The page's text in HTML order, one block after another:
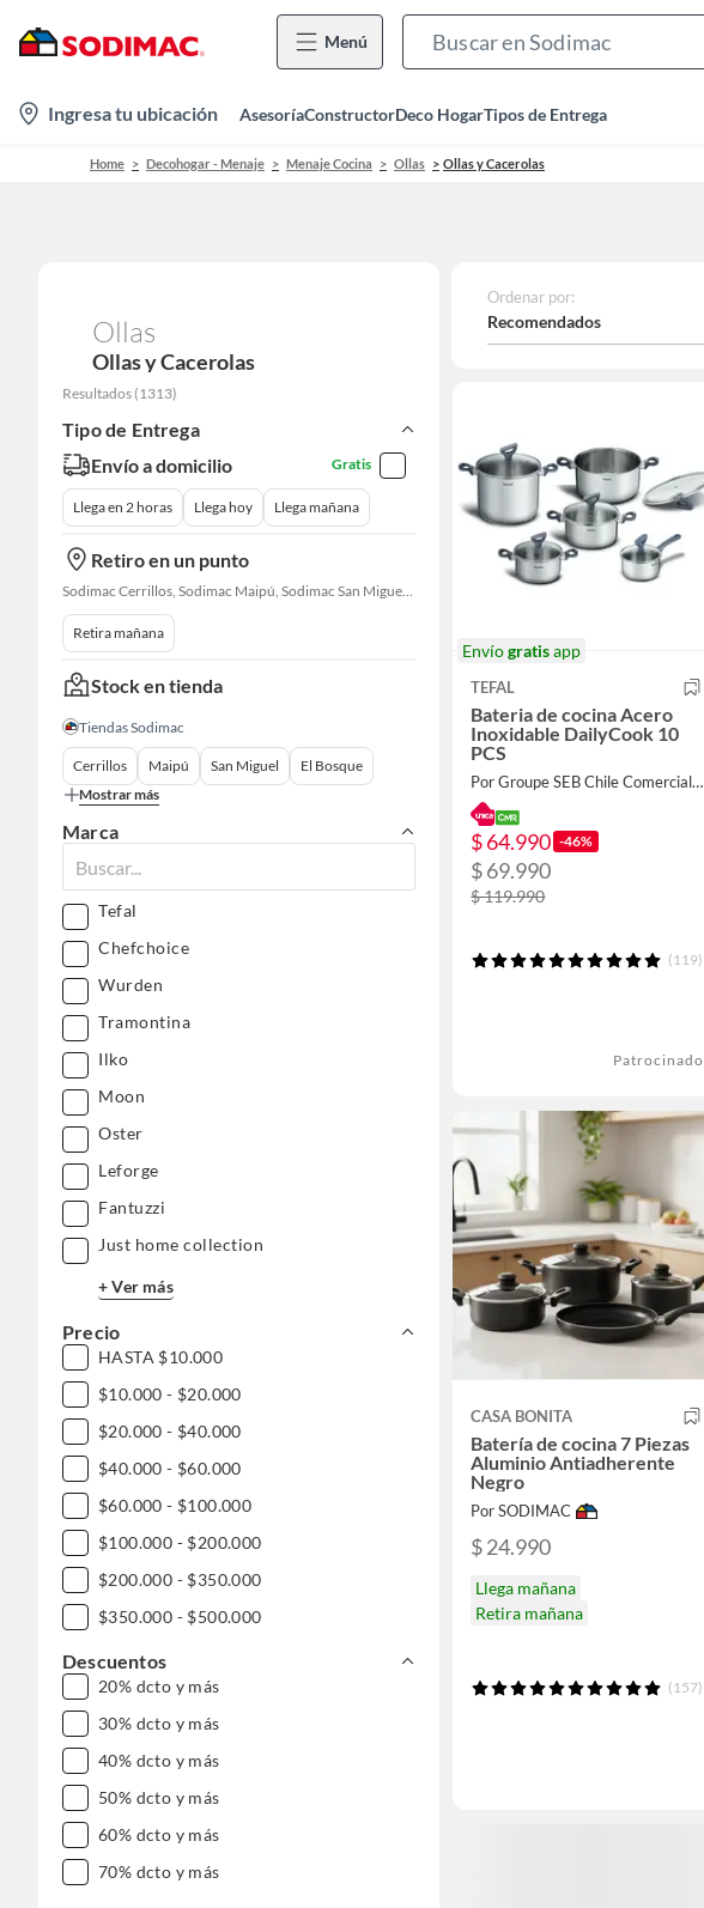
Menú
location-
icon
Ingresa tu ubicación AsesoríaConstructorDeco HogarTipos de Entrega
Home Decohogar - Menaje Menaje Cocina Ollas Ollas y Cacerolas
Ollas
Ollas y Cacerolas
Resultados (1313)
Tipo de Entrega
Envío a domicilio
Gratis
Llega en 2 horas Llega hoy Llega mañana
Retiro en un punto
Sodimac Cerrillos, Sodimac Maipú, Sodimac San Miguel, Sodimac El Bosque, Sodimac San Bernardo, Sodimac Talagante, Sodimac San Fernando
Retira mañana
Stock en tienda
Tiendas Sodimac
Cerrillos Maipú San Miguel
El Bosque
Mostrar más
Marca
Tefal
Chefchoice
Wurden
Tramontina
Ilko
Moon
Oster
Leforge
Fantuzzi
Just home collection
+ Ver más
Precio
HASTA $10.000
$10.000 - $20.000
$20.000 - $40.000
$40.000 - $60.000
$60.000 - $100.000
$100.000 - $200.000
$200.000 - $350.000
$350.000 - $500.000
$500.000 - $1.000.000
DESDE $1.000.000
Descuentos
20% dcto y más
30% dcto y más
40% dcto y más
50% dcto y más
60% dcto y más
70% dcto y más
Ordenar por:
Recomendados
Envíogratisapp
TEFAL
Bateria de cocina Acero
Inoxidable DailyCook 10
PCS
Por Groupe SEB Chile Comercial Limitada
$ 64.990 -46%
$ 69.990
$ 119.990
(119)
Patrocinado
CASA BONITA
Batería de cocina 7 Piezas
Aluminio Antiadherente
Negro
Por SODIMAC
$ 24.990
Llega mañana
Retira mañana
(157)